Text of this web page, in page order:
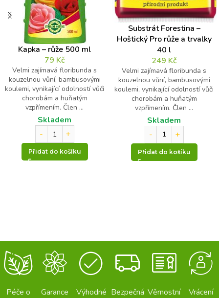
k
a
Kontrolní otázka*
10
=
Odeslat
Kapka – růže 500 ml
79 Kč
Velmi zajímavá floribunda s
kouzelnou vůní, bambusovými
koulemi, vynikající odolností vůči
chorobám a huňatým
vzpřímením. Člen ...
Skladem
Přidat do košíku
Substrát Forestina –
Hoštický Pro růže a trvalky
40 l
249 Kč
Velmi zajímavá floribunda s
kouzelnou vůní, bambusovými
koulemi, vynikající odolností vůči
chorobám a huňatým
vzpřímením. Člen ...
Skladem
Přidat do košíku
Péče o
Garance
Výhodné Bezpečná Věrnostní
Vrácení